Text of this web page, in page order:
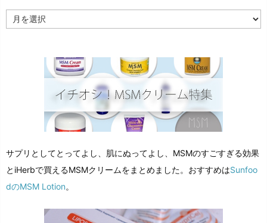
ー
サプリとしてとってよし、肌にぬってよし、MSMのすごすぎる効果
とiHerbで買えるMSMクリームをまとめました。おすすめはSunfoo
dのMSM Lotion。